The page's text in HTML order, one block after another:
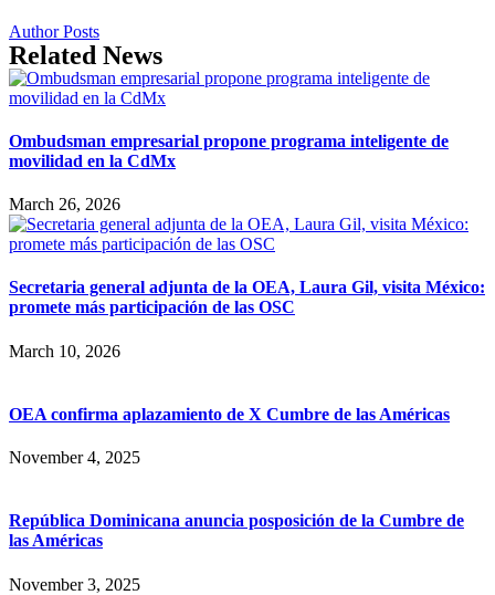
Author Posts
Related News
Ombudsman empresarial propone programa inteligente de
movilidad en la CdMx
March 26, 2026
Secretaria general adjunta de la OEA, Laura Gil, visita México:
promete más participación de las OSC
March 10, 2026
OEA confirma aplazamiento de X Cumbre de las Américas
November 4, 2025
República Dominicana anuncia posposición de la Cumbre de
las Américas
November 3, 2025